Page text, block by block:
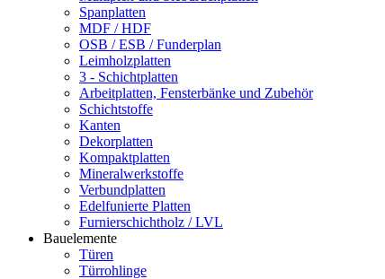
Spanplatten
MDF / HDF
OSB / ESB / Funderplan
Leimholzplatten
3 - Schichtplatten
Arbeitplatten, Fensterbänke und Zubehör
Schichtstoffe
Kanten
Dekorplatten
Kompaktplatten
Mineralwerkstoffe
Verbundplatten
Edelfunierte Platten
Furnierschichtholz / LVL
Bauelemente
Türen
Türrohlinge